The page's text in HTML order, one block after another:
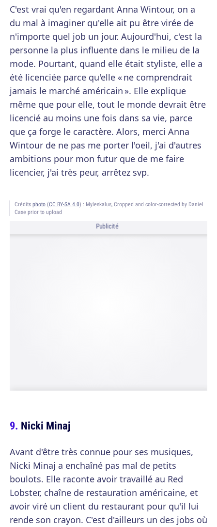
C'est vrai qu'en regardant Anna Wintour, on a
du mal à imaginer qu'elle ait pu être virée de
n'importe quel job un jour. Aujourd'hui, c'est la
personne la plus influente dans le milieu de la
mode. Pourtant, quand elle était styliste, elle a
été licenciée parce qu'elle « ne comprendrait
jamais le marché américain ». Elle explique
même que pour elle, tout le monde devrait être
licencié au moins une fois dans sa vie, parce
que ça forge le caractère. Alors, merci Anna
Wintour de ne pas me porter l'oeil, j'ai d'autres
ambitions pour mon futur que de me faire
licencier, j'ai très peur, arrêtez svp.
Crédits photo (CC BY-SA 4.0) : Myleskalus, Cropped and color-corrected by Daniel
Case prior to upload
Publicité
Nicki Minaj
Avant d'être très connue pour ses musiques,
Nicki Minaj a enchaîné pas mal de petits
boulots. Elle raconte avoir travaillé au Red
Lobster, chaîne de restauration américaine, et
avoir viré un client du restaurant pour qu'il lui
rende son crayon. C'est d'ailleurs un des jobs où